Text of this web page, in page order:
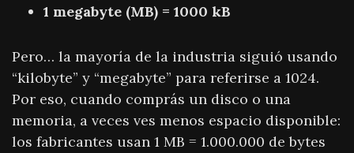
1 megabyte (MB) = 1000 kB
Pero… la mayoría de la industria siguió usando
“kilobyte” y “megabyte” para referirse a 1024.
Por eso, cuando comprás un disco o una
memoria, a veces ves menos espacio disponible:
los fabricantes usan 1 MB = 1.000.000 de bytes